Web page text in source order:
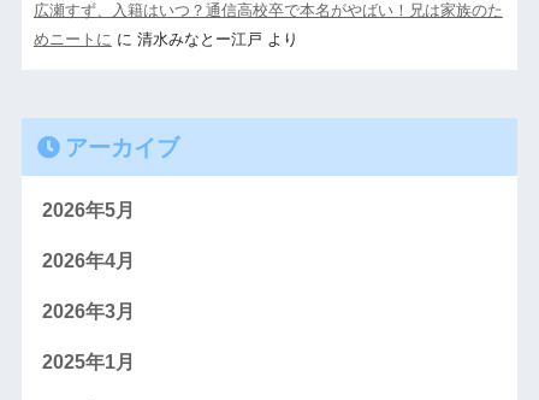
広瀬すず、入籍はいつ？通信高校卒で本名がやばい！兄は家族のた
めニートに に 清水みなとー江戸 より
アーカイブ
2026年5月
2026年4月
2026年3月
2025年1月